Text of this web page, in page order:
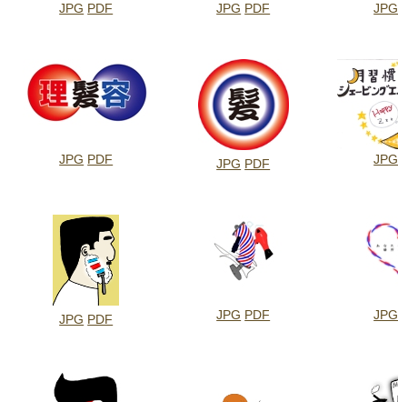
JPG PDF JPG PDF JPG
JPG PDF JPG PDF JPG
JPG PDF JPG PDF JPG